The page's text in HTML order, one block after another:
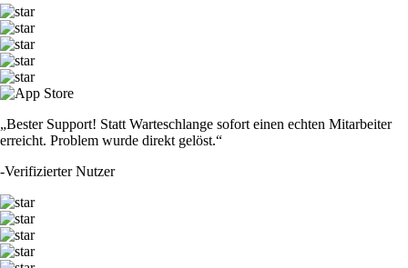
„Bester Support! Statt Warteschlange sofort einen echten Mitarbeiter
erreicht. Problem wurde direkt gelöst.“
-Verifizierter Nutzer